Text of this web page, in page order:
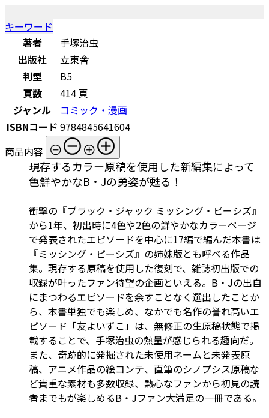
キーワード
著者
手塚治虫
出版社
立東舎
判型
B5
頁数
414 頁
ジャンル
コミック・漫画
ISBNコード 9784845641604
商品内容
現存するカラー原稿を使用した新編集によって
色鮮やかなB・Jの勇姿が甦る！
衝撃の『ブラック・ジャック ミッシング・ピーシズ』
から1年、初出時に4色や2色の鮮やかなカラーページ
で発表されたエピソードを中心に17編で編んだ本書は
『ミッシング・ピーシズ』の姉妹版とも呼べる作品
集。現存する原稿を使用した復刻で、雑誌初出版での
収録が叶ったファン待望の企画といえる。B・Jの出自
にまつわるエピソードを余すことなく選出したことか
ら、本書単独でも楽しめ、なかでも名作の誉れ高いエ
ピソード「友よいずこ」は、無修正の生原稿状態で掲
載することで、手塚治虫の熱量が感じられる趣向だ。
また、奇跡的に発掘された未使用ネームと未発表原
稿、アニメ作品の絵コンテ、直筆のシノプシス原稿な
ど貴重な素材も多数収録、熱心なファンから初見の読
者までもが楽しめるB・Jファン大満足の一冊である。